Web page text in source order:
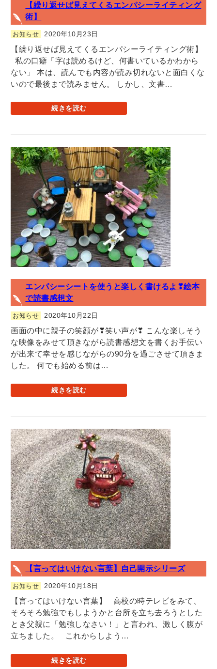
【繰り返せば見えてくるエンパシーライティング
術】
お知らせ 2020年10月23日
【繰り返せば見えてくるエンパシーライティング術】
私の口癖「字は読めるけど、何書いているかわから
ない」 本は、読んでも内容が読み切れないと面白くな
いので最後まで読みません。 しかし、文書…
続きを読む
エンパシーシートを使うと楽しく書けるよ❣絵本
で読書感想文
お知らせ 2020年10月22日
画面の中に親子の笑顔が❣笑い声が❣ こんな楽しそう
な映像をみせて頂きながら読書感想文を書くお手伝い
が出来て幸せを感じながらの90分を過ごさせて頂きま
した。 何でも始める前は…
続きを読む
【言ってはいけない言葉】自己開示シリーズ
お知らせ 2020年10月18日
【言ってはいけない言葉】 高校の時テレビをみて、
そろそろ勉強でもしようかと台所を立ち去ろうとした
とき父親に「勉強しなさい！」と言われ、激しく腹が
立ちました。 これからしよう…
続きを読む